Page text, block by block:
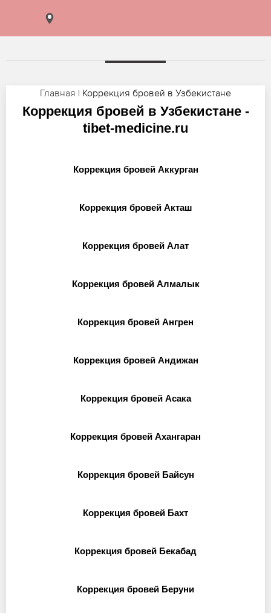
Главная | Коррекция бровей в Узбекистане
Коррекция бровей в Узбекистане -
tibet-medicine.ru
Коррекция бровей Аккурган
Коррекция бровей Акташ
Коррекция бровей Алат
Коррекция бровей Алмалык
Коррекция бровей Ангрен
Коррекция бровей Андижан
Коррекция бровей Асака
Коррекция бровей Ахангаран
Коррекция бровей Байсун
Коррекция бровей Бахт
Коррекция бровей Бекабад
Коррекция бровей Беруни